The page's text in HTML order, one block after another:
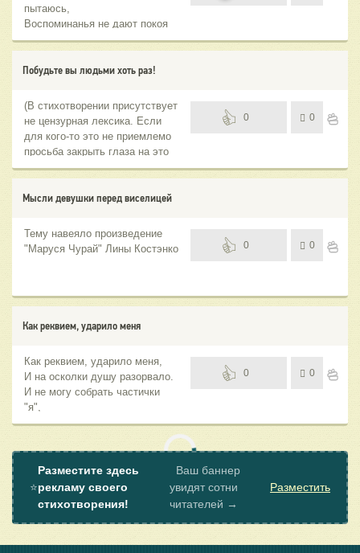
пытаюсь,
Воспоминанья не дают покоя
мне,
Я в связный текст сложить их
постараюсь.
Побудьте вы людьми хоть раз!
(В стихотворении присутствует
не цензурная лексика. Если
для кого-то это не приемлемо
просьба закрыть глаза на это
произведение)
0 0
Мысли девушки перед виселицей
Тему навеяло произведение
"Маруся Чурай" Лины Костэнко
Меня ведут. Нет сил
сопротивляться.
0 0
Как реквием, ударило меня
Как реквием, ударило меня,
И на осколки душу разорвало.
И не могу собрать частички
"я",
Которые по миру разбросало.
0 0
⭐
Разместите здесь
рекламу своего
стихотворения!
Ваш баннер
увидят сотни
читателей →
Разместить